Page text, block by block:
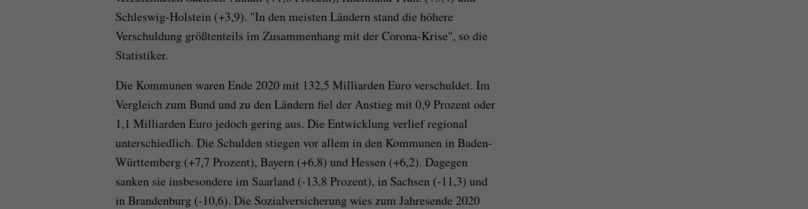
Schleswig-Holstein (+3,9). "In den meisten Ländern stand die höhere
Verschuldung größtenteils im Zusammenhang mit der Corona-Krise", so die
Statistiker.
Die Kommunen waren Ende 2020 mit 132,5 Milliarden Euro verschuldet. Im
Vergleich zum Bund und zu den Ländern fiel der Anstieg mit 0,9 Prozent oder
1,1 Milliarden Euro jedoch gering aus. Die Entwicklung verlief regional
unterschiedlich. Die Schulden stiegen vor allem in den Kommunen in Baden-
Württemberg (+7,7 Prozent), Bayern (+6,8) und Hessen (+6,2). Dagegen
sanken sie insbesondere im Saarland (-13,8 Prozent), in Sachsen (-11,3) und
in Brandenburg (-10,6). Die Sozialversicherung wies zum Jahresende 2020